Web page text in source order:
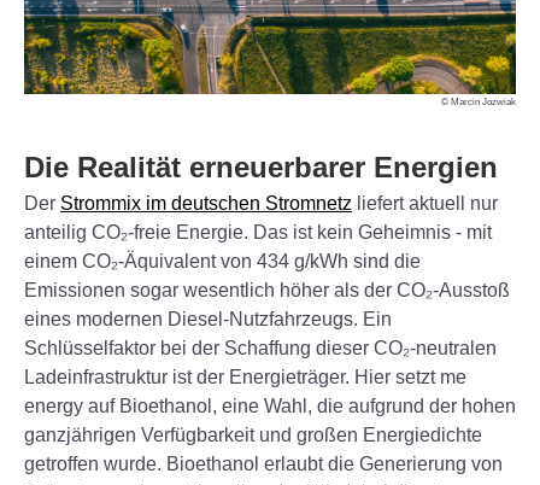
© Marcin Jozwiak
Die Realität erneuerbarer Energien
Der Strommix im deutschen Stromnetz liefert aktuell nur
anteilig CO₂-freie Energie. Das ist kein Geheimnis - mit
einem CO₂-Äquivalent von 434 g/kWh sind die
Emissionen sogar wesentlich höher als der CO₂-Ausstoß
eines modernen Diesel-Nutzfahrzeugs. Ein
Schlüsselfaktor bei der Schaffung dieser CO₂-neutralen
Ladeinfrastruktur ist der Energieträger. Hier setzt me
energy auf Bioethanol, eine Wahl, die aufgrund der hohen
ganzjährigen Verfügbarkeit und großen Energiedichte
getroffen wurde. Bioethanol erlaubt die Generierung von